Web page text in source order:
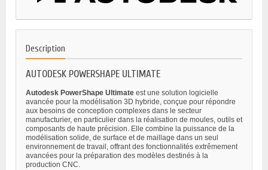
Description
AUTODESK POWERSHAPE ULTIMATE
Autodesk PowerShape Ultimate est une solution logicielle
avancée pour la modélisation 3D hybride, conçue pour répondre
aux besoins de conception complexes dans le secteur
manufacturier, en particulier dans la réalisation de moules, outils et
composants de haute précision. Elle combine la puissance de la
modélisation solide, de surface et de maillage dans un seul
environnement de travail, offrant des fonctionnalités extrêmement
avancées pour la préparation des modèles destinés à la
production CNC.